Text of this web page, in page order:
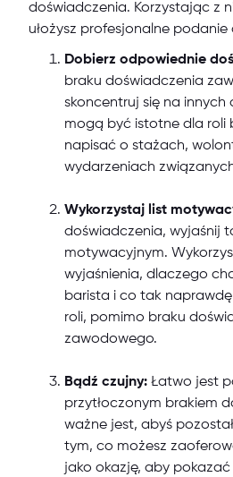
doświadczenia. Korzystając z
ułożysz profesjonalne podanie
Dobierz odpowiednie
braku doświadczenia
skoncentruj się na
mogą być istotne dla roli
napisać o stażach,
wydarzeniach
Wykorzystaj list
doświadczenia, wyjaśnij
motywacyjnym.
wyjaśnienia, dlaczego
barista i co tak
roli, pomimo braku
zawodowego.
Bądź czujny: Łatwo jest
przytłoczonym brakiem
ważne jest, abyś
tym, co możesz
jako okazję, aby